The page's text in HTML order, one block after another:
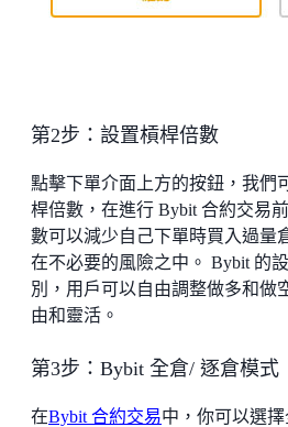
第2步：設置槓桿倍數
點擊下單介面上方的按鈕，我們
桿倍數，在進行 Bybit 合約交易
數可以減少自己下單時買入過量
在不必要的風險之中。 Bybit 的
別，用戶可以自由調整做多和做
由和靈活。
第3步：Bybit 全倉/ 逐倉模式
在Bybit 合約交易中，你可以選